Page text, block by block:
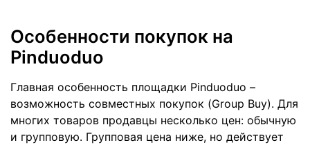
Особенности покупок на
Pinduoduo
Главная особенность площадки Pinduoduo –
возможность совместных покупок (Group Buy). Для
многих товаров продавцы несколько цен: обычную
и групповую. Групповая цена ниже, но действует